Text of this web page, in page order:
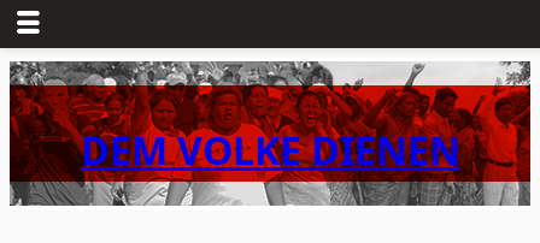
Zum
Inhalt
springenDEM VOLKE DIENEN